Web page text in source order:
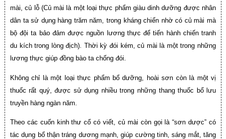
mài, củ lỗ (Củ mài là một loại thực phẩm giàu dinh dưỡng được nhân
dân ta sử dụng hàng trăm năm, trong kháng chiến nhờ có củ mài mà
bộ đội ta bảo đảm được nguồn lương thực để tiến hành chiến tranh
du kích trong lòng địch). Thời kỳ đói kém, củ mài là một trong những
lương thực giúp đồng bào ta chống đói.
Không chỉ là một loại thực phẩm bổ dưỡng, hoài sơn còn là một vị
thuốc rất quý, được sử dụng nhiều trong những thang thuốc bổ lưu
truyền hàng ngàn năm.
Theo các cuốn kinh thư cổ có viết, củ mài còn gọi là “sơn dược” có
tác dụng bổ thận tráng dương mạnh, giúp cường tinh, sáng mắt, tăng